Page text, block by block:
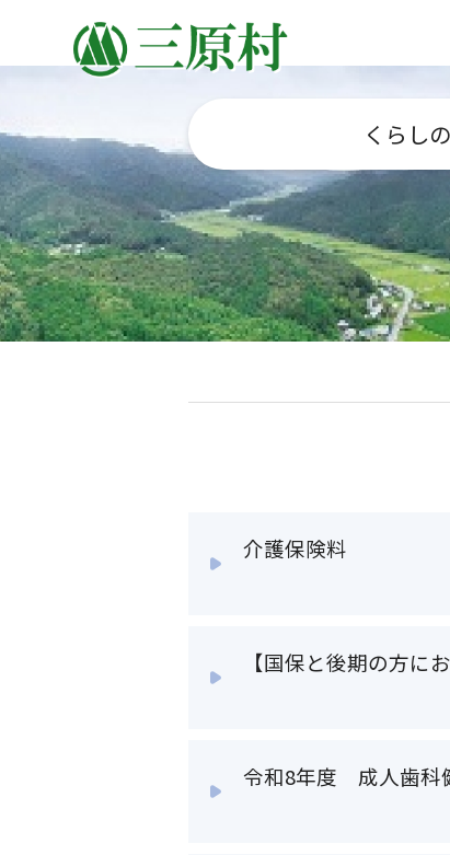
くらし
介護保険料
【国保と後期の方に
令和8年度 成人歯科